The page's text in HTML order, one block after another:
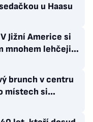
u Haasu
Jižní Americe si
mnohem lehčeji,
brunch v centru
místech si
i místní